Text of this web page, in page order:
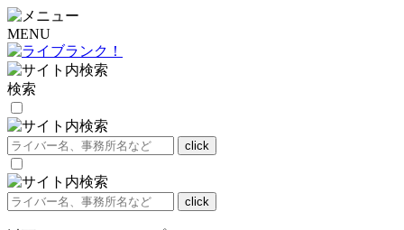
MENU
検索